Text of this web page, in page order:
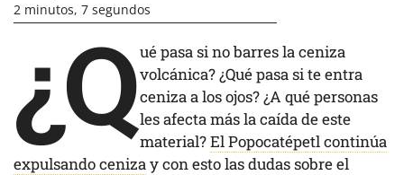
2 minutos, 7 segundos
¿Qué pasa si no barres la ceniza
volcánica? ¿Qué pasa si te entra
ceniza a los ojos? ¿A qué personas
les afecta más la caída de este
material?El Popocatépetl continúa
expulsando cenizay con esto las dudas sobre el